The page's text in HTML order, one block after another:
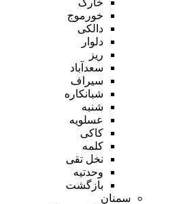
خورموج
دالکی
دلوار
ریز
سعدآباد
سیراف
شبانکاره
شنبه
عسلویه
کاکی
کلمه
نخل تقی
وحدتیه
بازگشت
سمنان